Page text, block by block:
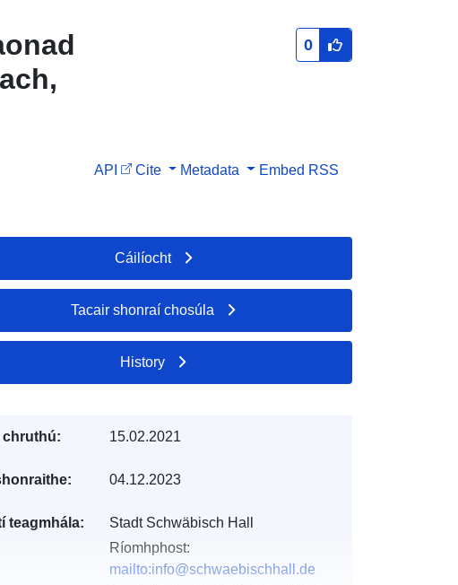
0
API Cite Metadata Embed RSS
Cáilíocht
Tacair shonraí chosúla
History
chruthú: 15.02.2021
04.12.2023
teagmhála:
Stadt Schwäbisch Hall
Ríomhphost:
mailto:info@schwaebischhall.de